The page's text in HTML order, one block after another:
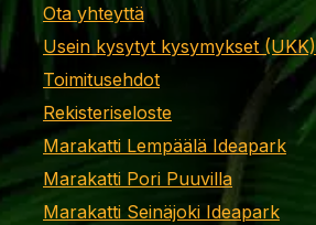
Ota yhteyttä
Usein kysytyt kysymykset (UKK)
Toimitusehdot
Rekisteriseloste
Marakatti Lempäälä Ideapark
Marakatti Pori Puuvilla
Marakatti Seinäjoki Ideapark